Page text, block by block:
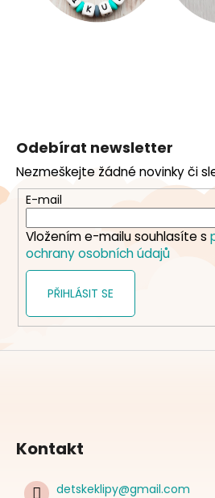
a
t
Odebírat newsletter
Nezmeškejte žádné novinky či
E-mail
Vložením e-mailu souhlasíte s
ochrany osobních údajů
PŘIHLÁSIT SE
Kontakt
detskeklipy@gmail.com